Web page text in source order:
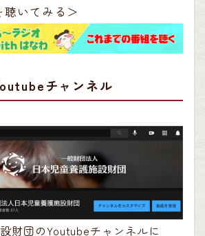
聴いてみる＞
チャンネル
財団のYoutubeチャンネルに